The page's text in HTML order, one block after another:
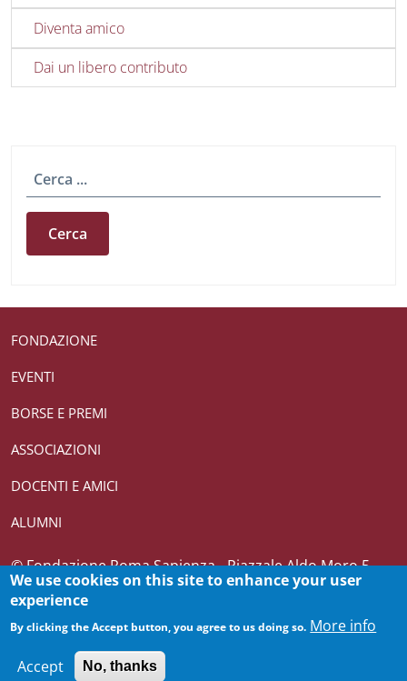
Diventa amico
Dai un libero contributo
Cerca
FONDAZIONE
EVENTI
BORSE E PREMI
ASSOCIAZIONI
DOCENTI E AMICI
ALUMNI
Credits
© Fondazione Roma Sapienza - Piazzale Aldo Moro 5,
00185 Roma T (+39) 06 4969 0362-0361 CF 10082271007
We use cookies on this site to enhance your user
experience
By clicking the Accept button, you agree to us doing so. More info
Accept No, thanks